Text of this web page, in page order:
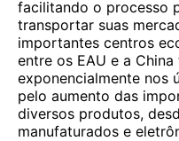
facilitando o processo
transportar suas
importantes centros
entre os EAU e a
exponencialmente nos
pelo aumento das
diversos produtos,
manufaturados e